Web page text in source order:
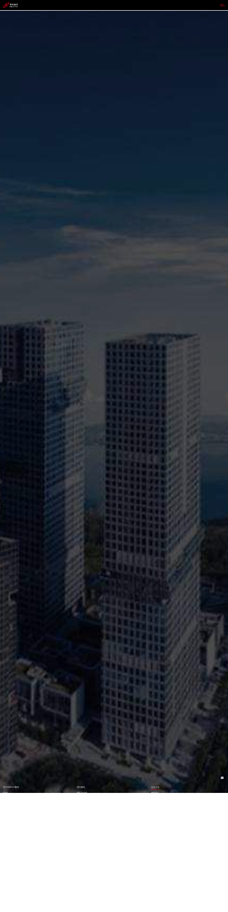
GOPAY
关于GOPAY数码 理论著作 企业文化
ESG 资讯与活动 联系我们